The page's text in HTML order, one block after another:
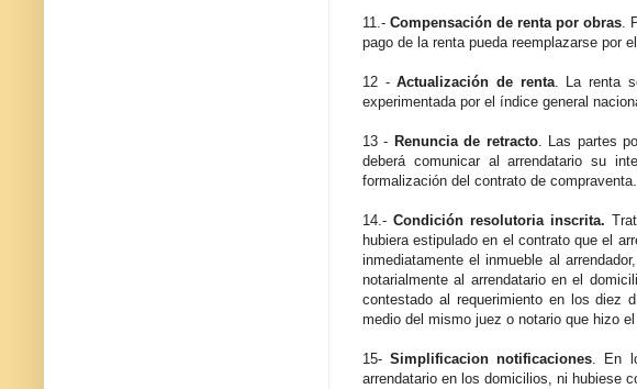
11.-Compensación de renta por obras.
pago de la renta pueda reemplazarse por
12 -Actualización de renta. La renta
experimentada por el índice general
13 - Renuncia de retracto. Las partes
deberá comunicar al arrendatario su
formalización del contrato de compraventa.
14.-Condición resolutoria inscrita.
hubiera estipulado en el contrato que el
inmediatamente el inmueble al
notarialmente al arrendatario en el
contestado al requerimiento en los diez
medio del mismo juez o notario que hizo
15-Simplificacion notificaciones. En
arrendatario en los domicilios, ni hubiese